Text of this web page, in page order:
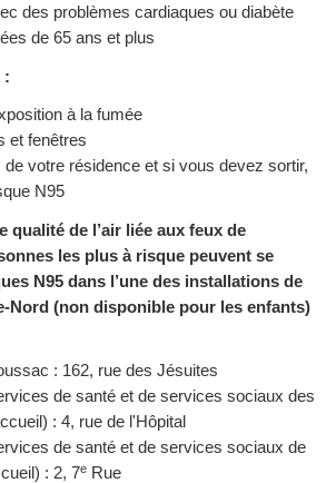
des problèmes cardiaques ou diabète
de 65 ans et plus
:
à la fumée
et fenêtres
votre résidence et si vous devez sortir,
N95
qualité de l’air liée aux feux de
les plus à risque peuvent se
N95 dans l’une des installations de
Nord (non disponible pour les enfants)
: 162, rue des Jésuites
de santé et de services sociaux des
: 4, rue de l'Hôpital
de santé et de services sociaux de
: 2, 7e Rue